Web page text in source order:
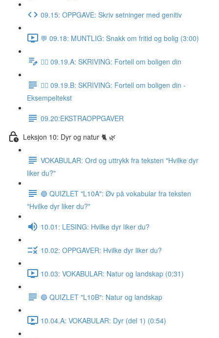
09.15: OPPGAVE: Skriv setninger med genitiv
💬 09.18: MUNTLIG: Snakk om fritid og bolig (3:00)
✍🏼 09.19.A: SKRIVING: Fortell om boligen din
✍🏼 09.19.B: SKRIVING: Fortell om boligen din -
Eksempeltekst
09.20:EKSTRAOPPGAVER
Leksjon 10: Dyr og natur 🐈 🌿
VOKABULAR: Ord og uttrykk fra teksten "Hvilke dyr
liker du?"
🔵 QUIZLET "L10A": Øv på vokabular fra teksten
"Hvilke dyr liker du?"
10.01: LESING: Hvilke dyr liker du?
10.02: OPPGAVER: Hvilke dyr liker du?
10.03: VOKABULAR: Natur og landskap (0:31)
🔵 QUIZLET "L10B": Natur og landskap
10.04.A: VOKABULAR: Dyr (del 1) (0:54)